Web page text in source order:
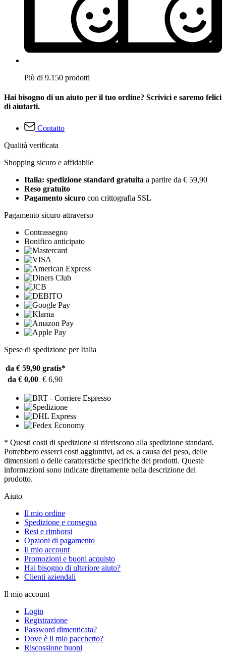
Più di 9.150 prodotti
Hai bisogno di un aiuto per il tuo ordine? Scrivici e saremo felici
di aiutarti.
Contatto
Qualità verificata
Shopping sicuro e affidabile
Italia: spedizione standard gratuita a partire da € 59,90
Reso gratuito
Pagamento sicuro con crittografia SSL
Pagamento sicuro attraverso
Contrassegno
Bonifico anticipato
Spese di spedizione per Italia
da € 59,90 gratis*
da € 0,00 € 6,90
* Questi costi di spedizione si riferiscono alla spedizione standard.
Potrebbero esserci costi aggiuntivi, ad es. a causa del peso, delle
dimensioni o delle caratterstiche specifiche dei prodotti. Queste
informazioni sono indicate direttamente nella descrizione del
prodotto.
Aiuto
Il mio ordine
Spedizione e consegna
Resi e rimborsi
Opzioni di pagamento
Il mio account
Promozioni e buoni acquisto
Hai bisogno di ulteriore aiuto?
Clienti aziendali
Il mio account
Login
Registrazione
Password dimenticata?
Dove è il mio pacchetto?
Riscossione buoni